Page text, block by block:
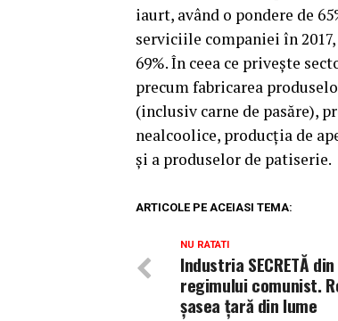
iaurt, având o pondere de
serviciile companiei în
69%. În ceea ce priveşte
precum fabricarea
(inclusiv carne de pasăre),
nealcoolice, producţia de
şi a produselor de patiserie.
ARTICOLE PE ACEIASI TEMA:
NU RATATI
Industria SECRETĂ
regimului comunist.
şasea ţară din lume